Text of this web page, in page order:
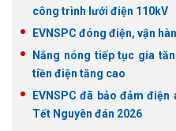
công trình lưới điện 110kV
EVNSPC đóng điện, vận
Nắng nóng tiếp tục gia
tiền điện tăng cao
EVNSPC đã bảo đảm
Tết Nguyên đán 2026